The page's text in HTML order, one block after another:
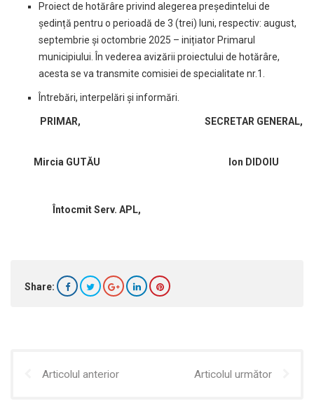
Proiect de hotărâre privind alegerea președintelui de
ședință pentru o perioadă de 3 (trei) luni, respectiv: august,
septembrie și octombrie 2025 – inițiator Primarul
municipiului. În vederea avizării proiectului de hotărâre,
acesta se va transmite comisiei de specialitate nr.1.
Întrebări, interpelări și informări.
PRIMAR, SECRETAR GENERAL,
Mircia GUTĂU Ion DIDOIU
Întocmit Serv. APL,
Share:
Articolul anterior Articolul următor